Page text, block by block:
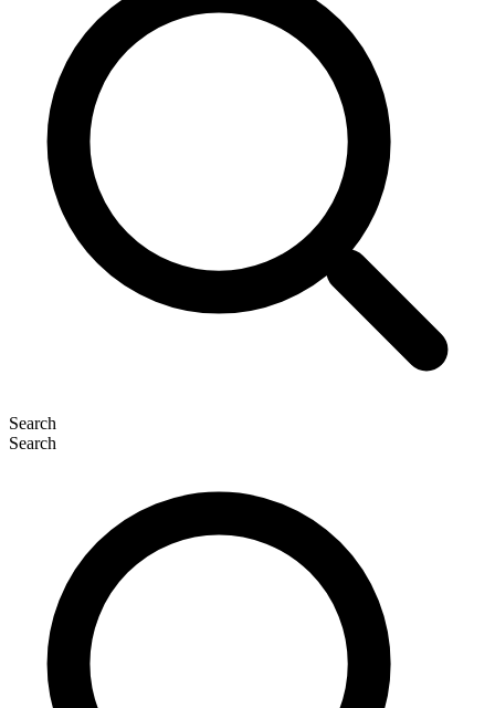
Search
Search